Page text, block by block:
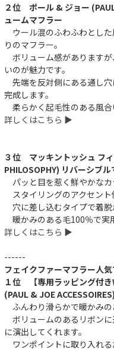
２位 ポール & ジョー
ュームマフラー
ウール混のふわふわとし
りのマフラー。
ボリューム感があります
いのが魅力です。
先端を反対側にある通し
完成します。
柔らかく起毛性のある風合
詳しくはこちら ▶︎
３位 マッキントッシュ フ
PHILOSOPHY) リバーシブル
パッと目を惹く鮮やかなカ
スタイリングのアクセント
穴に差し込むタイプで着脱
暖かみのある毛100％で実
詳しくはこちら ▶︎
------
フェイクファーマフラー人気
１位 【専用ラッピング付
(PAUL & JOE
ふんわり滑らかで暖かみの
ボリュームのあるリボン
に演出してくれます。
ワンポイントに取り入れ